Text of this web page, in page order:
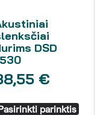
DSD
€
parinktis